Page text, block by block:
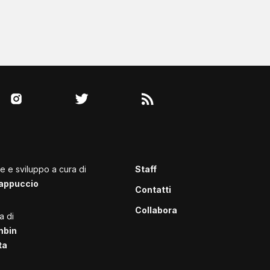
e sviluppo a cura di
di
Staff
Contatti
Collabora